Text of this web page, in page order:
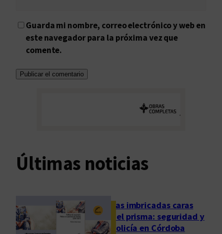
Guarda mi nombre, correo electrónico y web en
este navegador para la próxima vez que
comente.
Últimas noticias
Las imbricadas caras
del prisma: seguridad y
policía en Córdoba